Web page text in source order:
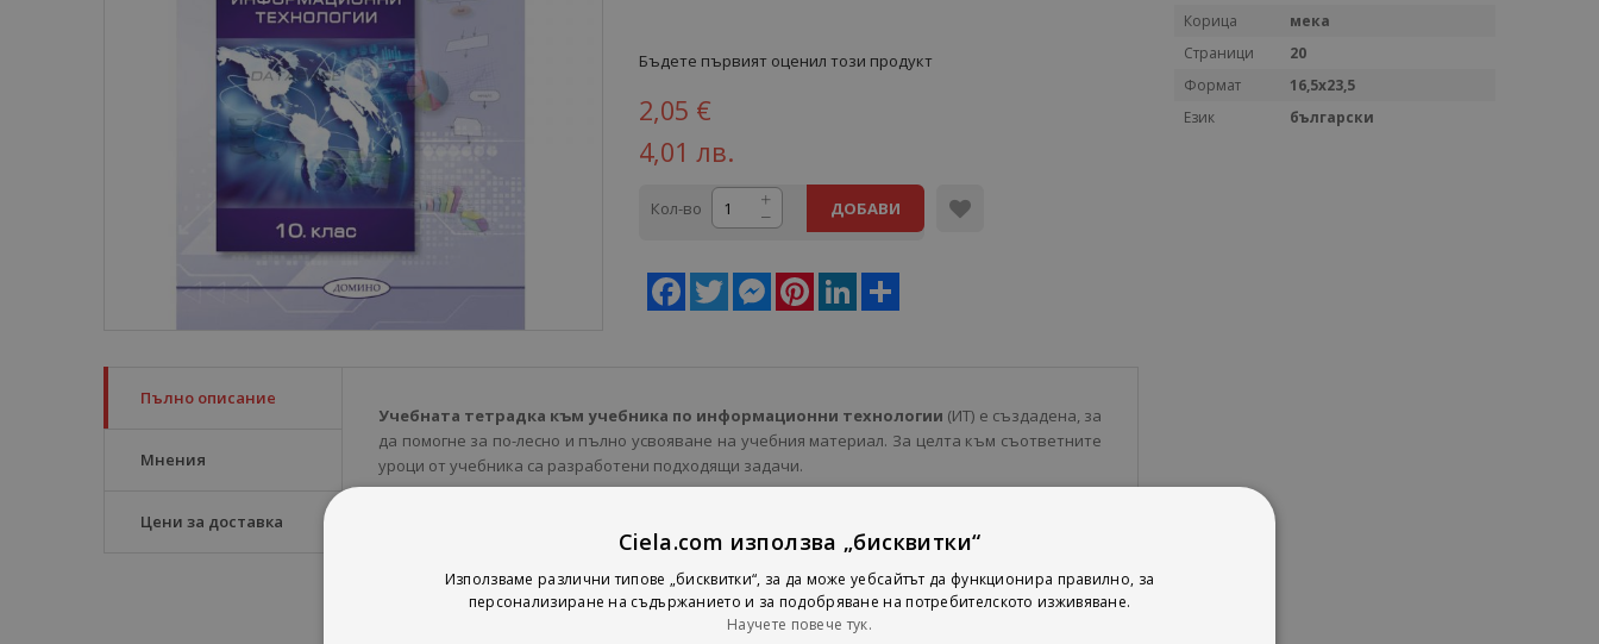
Бъдете първият оценил този продукт
2,05 €
4,01 лв.
Кол-во ДОБАВИ
Facebook
Twitter MessengerPinterestLinkedIn
Пълно описание
Мнения
Цени за доставка
Учебната тетрадка към учебника по информационни технологии (ИТ) е създадена, за
да помогне за по-лесно и пълно усвояване на учебния материал. За целта към съответните
уроци от учебника са разработени подходящи задачи.
Корица
мека
Страници
20
Формат
16,5х23,5
Език
български
Ciela.com използва „бисквитки“
Използваме различни типове „бисквитки“, за да може уебсайтът да функционира правилно, за
персонализиране на съдържанието и за подобряване на потребителското изживяване.
Научете повече тук.